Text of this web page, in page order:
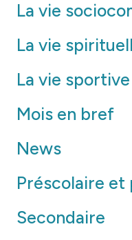
La vie
La vie
La vie sportive
Mois en bref
News
Préscolaire et
Secondaire